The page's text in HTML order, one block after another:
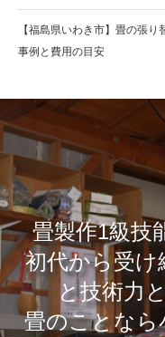
【福島県いわき市】畳の張
事例と費用の目安
畳製作1級技
初代から受
と技術力
畳のことなら